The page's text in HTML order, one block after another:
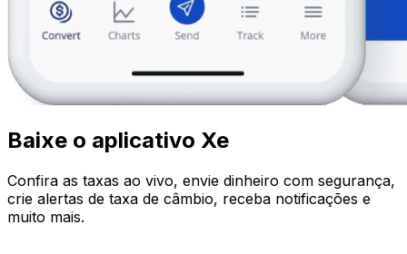
Baixe o aplicativo Xe
Confira as taxas ao vivo, envie dinheiro com segurança,
crie alertas de taxa de câmbio, receba notificações e
muito mais.